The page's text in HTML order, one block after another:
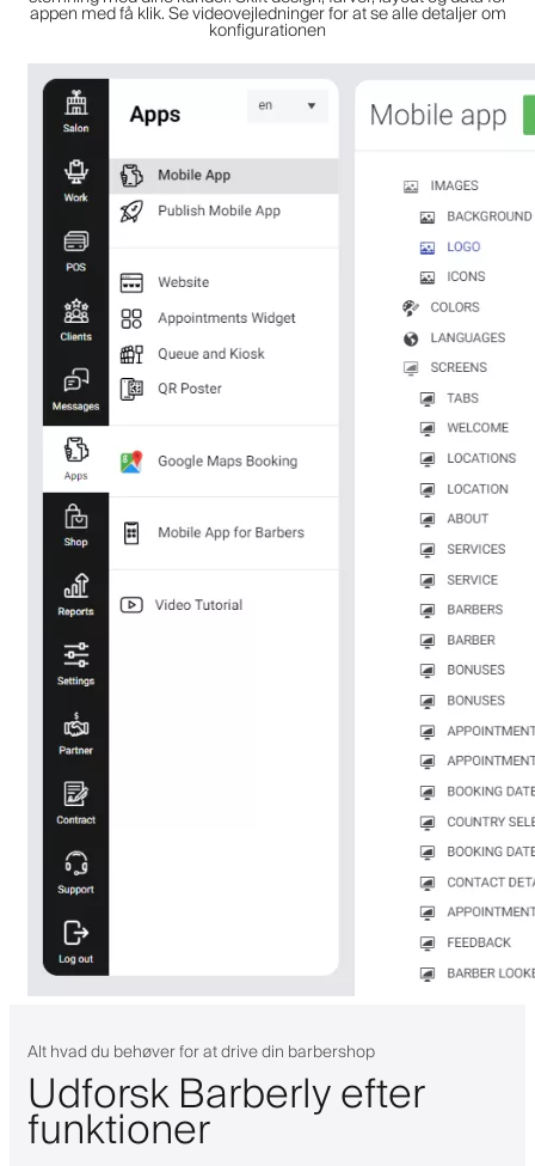
appen med få klik. Se videovejledninger for at se alle detaljer om
konfigurationen
Alt hvad du behøver for at drive din barbershop
Udforsk Barberly efter
funktioner